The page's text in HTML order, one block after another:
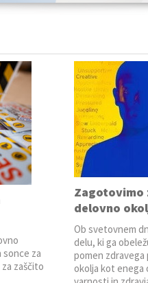
za
zaščito
Zagotovimo
delovno
Ob svetovnem
delu, ki ga
pomen
okolja kot enega